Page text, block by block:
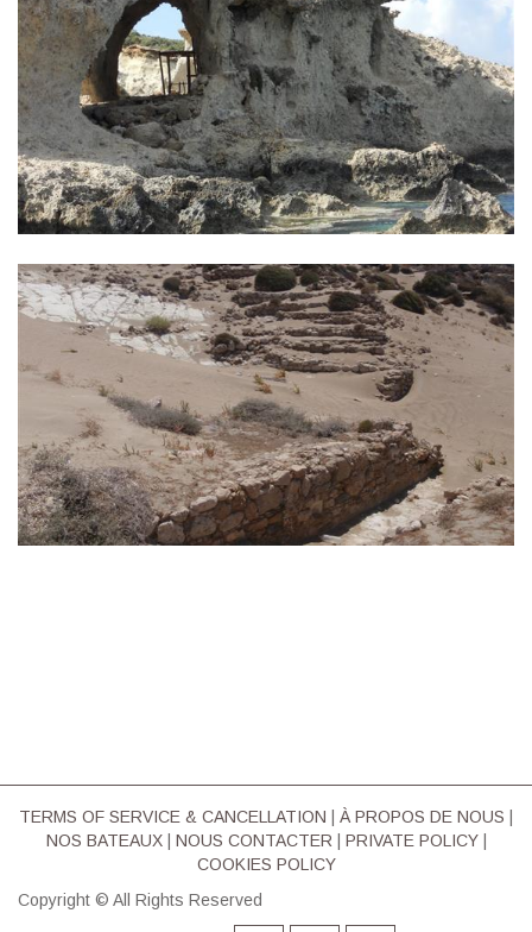
TERMS OF SERVICE & CΑΝCELLATION À PROPOS DE NOUS
NOS BATEAUX| NOUS CONTACTER PRIVATE POLICY|
COOKIES POLICY
Copyright © All Rights Reserved